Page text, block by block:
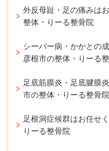
外反母趾・足の痛みは
整体・りーる整骨院
シーバー病・かかとの
彦根市の整体・りーる
足底筋膜炎・足底腱膜
市の整体・りーる整骨院
足根洞症候群はお任せ
りーる整骨院